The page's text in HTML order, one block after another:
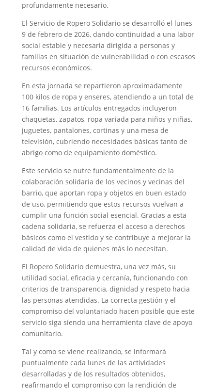
profundamente necesario.
El Servicio de Ropero Solidario se desarrolló el lunes
9 de febrero de 2026, dando continuidad a una labor
social estable y necesaria dirigida a personas y
familias en situación de vulnerabilidad o con escasos
recursos económicos.
En esta jornada se repartieron aproximadamente
100 kilos de ropa y enseres, atendiendo a un total de
16 familias. Los artículos entregados incluyeron
chaquetas, zapatos, ropa variada para niños y niñas,
juguetes, pantalones, cortinas y una mesa de
televisión, cubriendo necesidades básicas tanto de
abrigo como de equipamiento doméstico.
Este servicio se nutre fundamentalmente de la
colaboración solidaria de los vecinos y vecinas del
barrio, que aportan ropa y objetos en buen estado
de uso, permitiendo que estos recursos vuelvan a
cumplir una función social esencial. Gracias a esta
cadena solidaria, se refuerza el acceso a derechos
básicos como el vestido y se contribuye a mejorar la
calidad de vida de quienes más lo necesitan.
El Ropero Solidario demuestra, una vez más, su
utilidad social, eficacia y cercanía, funcionando con
criterios de transparencia, dignidad y respeto hacia
las personas atendidas. La correcta gestión y el
compromiso del voluntariado hacen posible que este
servicio siga siendo una herramienta clave de apoyo
comunitario.
Tal y como se viene realizando, se informará
puntualmente cada lunes de las actividades
desarrolladas y de los resultados obtenidos,
reafirmando el compromiso con la rendición de